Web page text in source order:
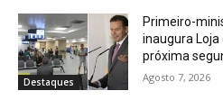
Destaques
Primeiro-
inaugura Loja
próxima
Agosto 7, 2026